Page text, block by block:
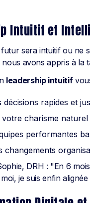
Intuitif et
sera intuitif ou ne
nous avons appris à la
leadership intuitif
décisions rapides et
charisme
performantes
changements
DRH : "En 6
je suis enfin